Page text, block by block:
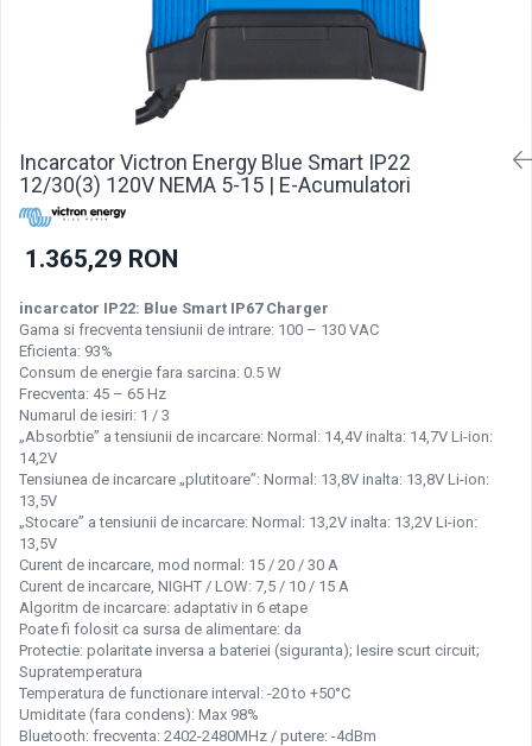
Incarcatoare acumulatori
Panouri fotovoltaice si accesorii
Panouri fotovoltaice
Sisteme prindere panouri
Accesorii
Invertoare
Invertoare On-grid
Invertoare Off-grid
Controlere solare
MPPT
PWM
Convertoare de tensiune
Sisteme de stocare energie
LiFePO4
Pachete complete stocare energie
Sisteme de Stocare Comerciale
Sisteme fotovoltaice complete
Sisteme fotovoltaice de putere
mica (rulota/caravan/case de
vacanta)
Sisteme fotovoltaice profesionale
Incarcator Victron Energy Blue Smart IP22
12/30(3) 120V NEMA 5-15 | E-Acumulatori
1.365,29 RON
incarcator IP22: Blue Smart IP67 Charger
Gama si frecventa tensiunii de intrare: 100 – 130 VAC
Eficienta: 93%
Consum de energie fara sarcina: 0.5 W
Frecventa: 45 – 65 Hz
Numarul de iesiri: 1 / 3
„Absorbtie” a tensiunii de incarcare: Normal: 14,4V inalta: 14,7V Li-ion:
14,2V
Tensiunea de incarcare „plutitoare”: Normal: 13,8V inalta: 13,8V Li-ion:
13,5V
„Stocare” a tensiunii de incarcare: Normal: 13,2V inalta: 13,2V Li-ion:
13,5V
Curent de incarcare, mod normal: 15 / 20 / 30 A
Curent de incarcare, NIGHT / LOW: 7,5 / 10 / 15 A
Algoritm de incarcare: adaptativ in 6 etape
Poate fi folosit ca sursa de alimentare: da
Protectie: polaritate inversa a bateriei (siguranta); Iesire scurt circuit;
Supratemperatura
Temperatura de functionare interval: -20 to +50°C
Umiditate (fara condens): Max 98%
Bluetooth: frecventa: 2402-2480MHz / putere: -4dBm